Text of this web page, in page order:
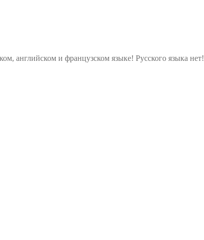
английском и французском языке! Русского языка нет!